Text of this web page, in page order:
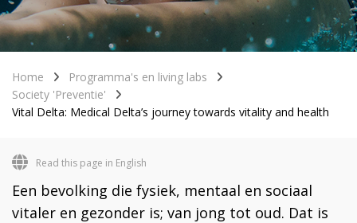
Home
Programma's en living labs
Society 'Preventie'
Vital Delta: Medical Delta’s journey towards vitality and health
Read this page in English
Een bevolking die fysiek, mentaal en sociaal
vitaler en gezonder is; van jong tot oud. Dat is